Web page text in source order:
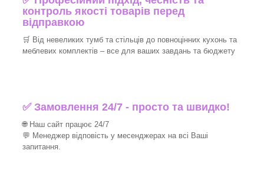
контроль якості товарів перед
відправкою
🛒 Від невеликих тумб та стільців до повноцінних кухонь та
меблевих комплектів – все для ваших завдань та бюджету
✅ Замовлення 24/7 - просто та швидко!
🌐 Наш сайт працює 24/7
💬 Менеджер відповість у месенджерах на всі Ваші
запитання.